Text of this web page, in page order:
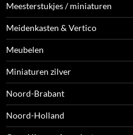
Meesterstukjes / miniaturen
Meidenkasten & Vertico
Meubelen
Miniaturen zilver
Noord-Brabant
Noord-Holland